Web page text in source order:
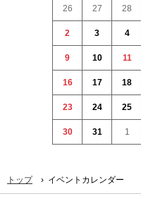
26 27 28
2 3 4
9 10 11
16 17 18
23 24 25
30 31 1
トップ › イベントカレンダー